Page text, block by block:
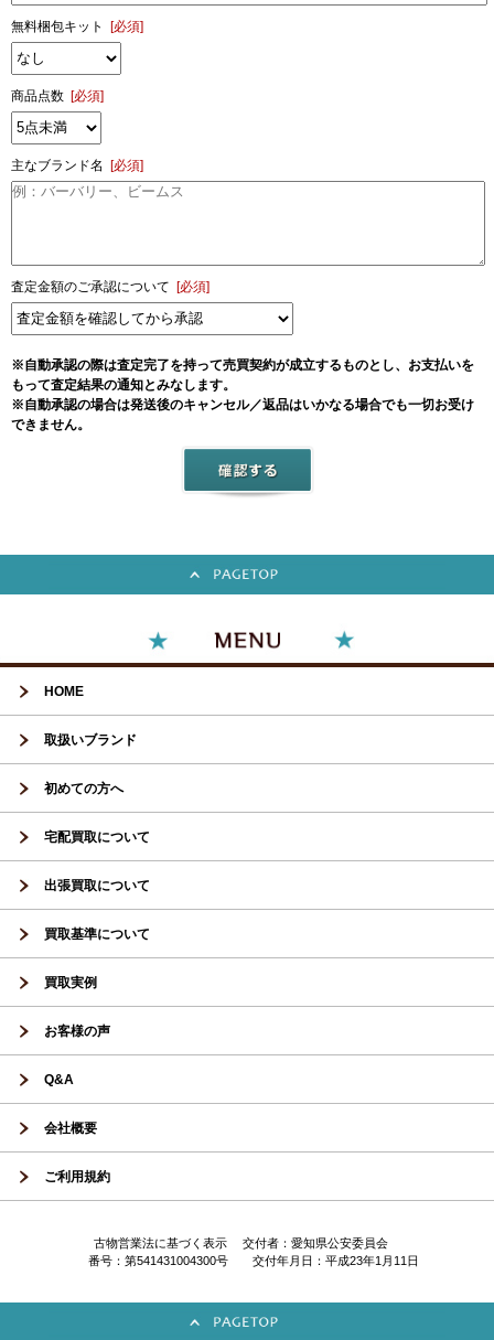
無料梱包キット [必須]
商品点数 [必須]
主なブランド名 [必須]
査定金額のご承認について [必須]
※自動承認の際は査定完了を持って売買契約が成立するものとし、お支払いを
もって査定結果の通知とみなします。
※自動承認の場合は発送後のキャンセル／返品はいかなる場合でも一切お受け
できません。
HOME
取扱いブランド
初めての方へ
宅配買取について
出張買取について
買取基準について
買取実例
お客様の声
Q&A
会社概要
ご利用規約
古物営業法に基づく表示 交付者：愛知県公安委員会
番号：第541431004300号 交付年月日：平成23年1月11日